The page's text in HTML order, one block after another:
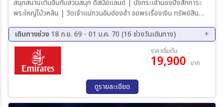
สนุกสนานเต็มอิ่มกับสวนสนุก ดิสนีย์แลนด์ | นั่งกระเช้านองปิงสักการะ
พระใหญ่โป่วหลิน | วัดเจ้าแม่กวนอิมฮ่องฮำ ขอพรเรื่องเงิน ทรัพย์สิน
อุปสรรค |วัดหวังต้าเซียน ขอพรสุขภาพ ความรัก
เดินทางช่วง 18 ก.ย. 69 - 01 ม.ค. 70 (16 ช่วงวันเดินทาง)
18 ก.ย. 69 - 20 ก.ย. 69
25 ก.ย. 69 - 27 ก.ย. 69
11 ต.ค. 69 - 13 ต.ค. 69
16 ต.ค. 69 - 18 ต.ค. 69
17 ต.ค. 69 - 19 ต.ค. 69
21 ต.ค. 69 - 23 ต.ค. 69
30 ต.ค. 69 - 01 พ.ย. 69
06 พ.ย. 69 - 08 พ.ย. 69
13 พ.ย. 69 - 15 พ.ย. 69
06 ธ.ค. 69 - 08 ธ.ค. 69
ราคาเริ่มต้น
19,900 บาท
ดูรายละเอียด